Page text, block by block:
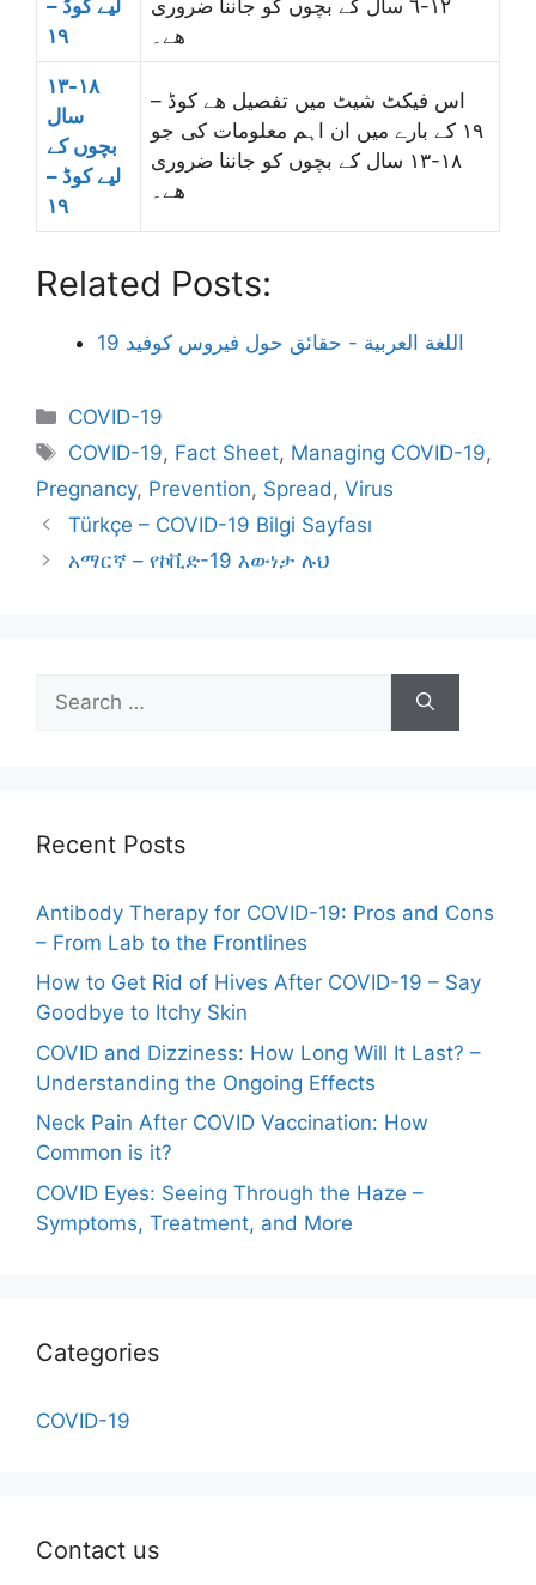
لیے کوڈ –
۱۹
١٢-٦ سال کے بچوں کو جاننا ضروری
ھے۔
١٨-١٣
سال
بچوں کے
لیے کوڈ –
۱۹
اس فیکٹ شیٹ میں تفصیل ھے کوڈ –
۱۹ کے بارے میں ان اہم معلومات کی جو
١٨-١٣ سال کے بچوں کو جاننا ضروری
ھے۔
Related Posts:
اللغة العربية - حقائق حول فيروس كوفيد 19
Categories
COVID-19
Tags
COVID-19, Fact Sheet, Managing COVID-19,
Pregnancy, Prevention, Spread , Virus
Türkçe – COVID-19 Bilgi Sayfası
አማርኛ – የኮቪድ-19 እውነታ ሉህ
for:
Recent Posts
Antibody Therapy for COVID-19: Pros and Cons
– From Lab to the Frontlines
How to Get Rid of Hives After COVID-19 – Say
Goodbye to Itchy Skin
COVID and Dizziness: How Long Will It Last? –
Understanding the Ongoing Effects
Neck Pain After COVID Vaccination: How
Common is it?
COVID Eyes: Seeing Through the Haze –
Symptoms, Treatment, and More
Categories
COVID-19
Contact us